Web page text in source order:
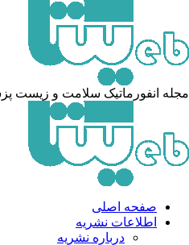
انفورماتیک سلامت و زیست
صفحه اصلی
اطلاعات نشریه
درباره نشریه